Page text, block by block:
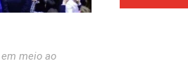
meio ao